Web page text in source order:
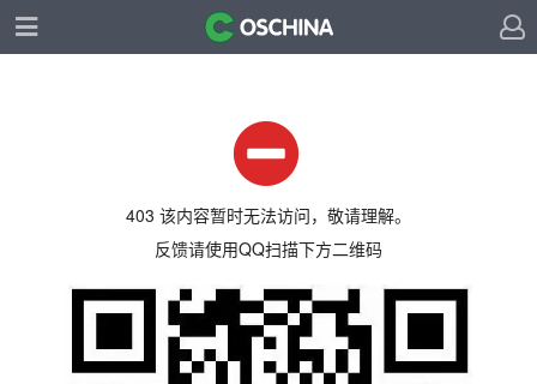
403 该内容暂时无法访问，敬请理解。
反馈请使用QQ扫描下方二维码